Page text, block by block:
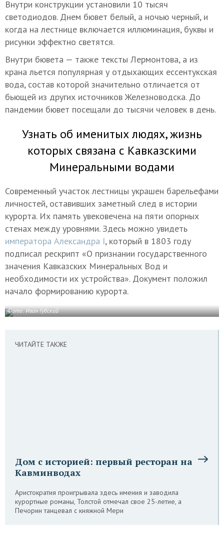
Внутри конструкции установили 10 тысяч
светодиодов. Днем бювет белый, а ночью черный, и
когда на лестнице включается иллюминация, буквы и
рисунки эффектно светятся.
Внутри бювета — также тексты Лермонтова, а из
крана льется популярная у отдыхающих ессентукская
вода, состав которой значительно отличается от
бьющей из других источников Железноводска. До
пандемии бювет посещали до тысячи человек в день.
Узнать об именитых людях, жизнь
которых связана с Кавказскими
Минеральными водами
Современный участок лестницы украшен барельефами
личностей, оставивших заметный след в истории
курорта. Их память увековечена на пяти опорных
стенах между уровнями. Здесь можно увидеть
императора Александра I, который в 1803 году
подписал рескрипт «О признании государственного
значения Кавказских Минеральных Вод и
необходимости их устройства». Документ положил
начало формированию курорта.
Фото: Иван Губский
ЧИТАЙТЕ ТАКЖЕ
Дом с историей: первый ресторан на
Кавминводах
Аристократия проигрывала здесь имения и заводила
курортные романы, Толстой отмечал свое 25-летие, а
Печорин танцевал с княжной Мери